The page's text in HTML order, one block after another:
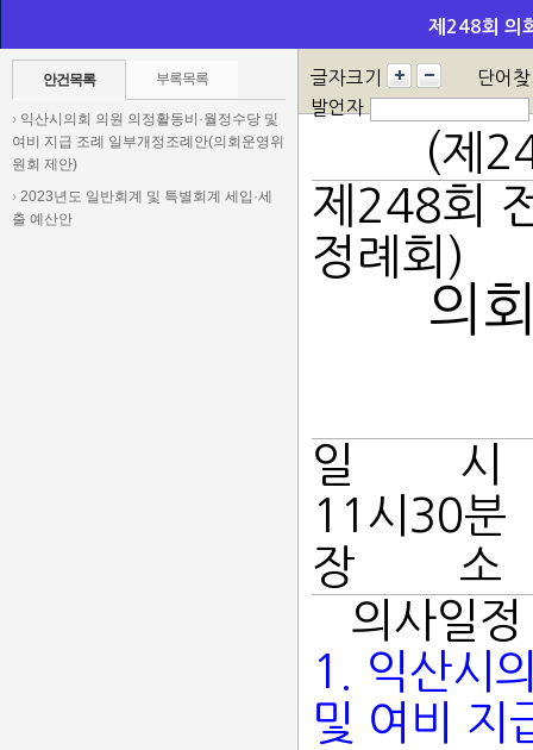
제248회 의
안건목록
› 익산시의회 의원 의정활동비·월정수당 및
여비 지급 조례 일부개정조례안(의회운영위
원회 제안)
› 2023년도 일반회계 및 특별회계 세입·세
출 예산안
부록목록 글자크기
단어
발언자
(제
제248회
정례회)
의
일 시 :
11시30분
장 소 :
의사일정
1. 익산시
및 여비 지